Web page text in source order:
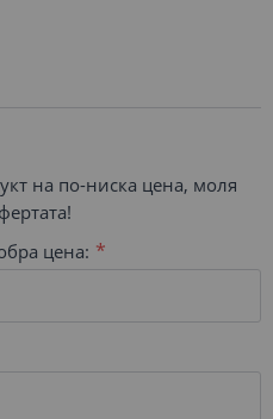
на по-ниска цена, моля
цена: